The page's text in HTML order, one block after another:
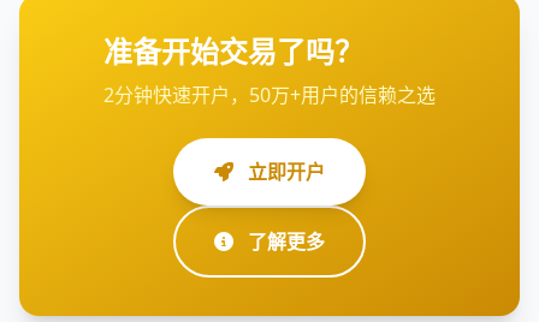
准备开始交易了吗？
2分钟快速开户，50万+用户的信赖之选
立即开户
了解更多